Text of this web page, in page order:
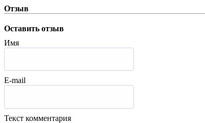
Отзыв
Оставить отзыв
Имя
E-mail
Текст комментария